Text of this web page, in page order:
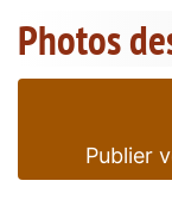
Photos
Publier